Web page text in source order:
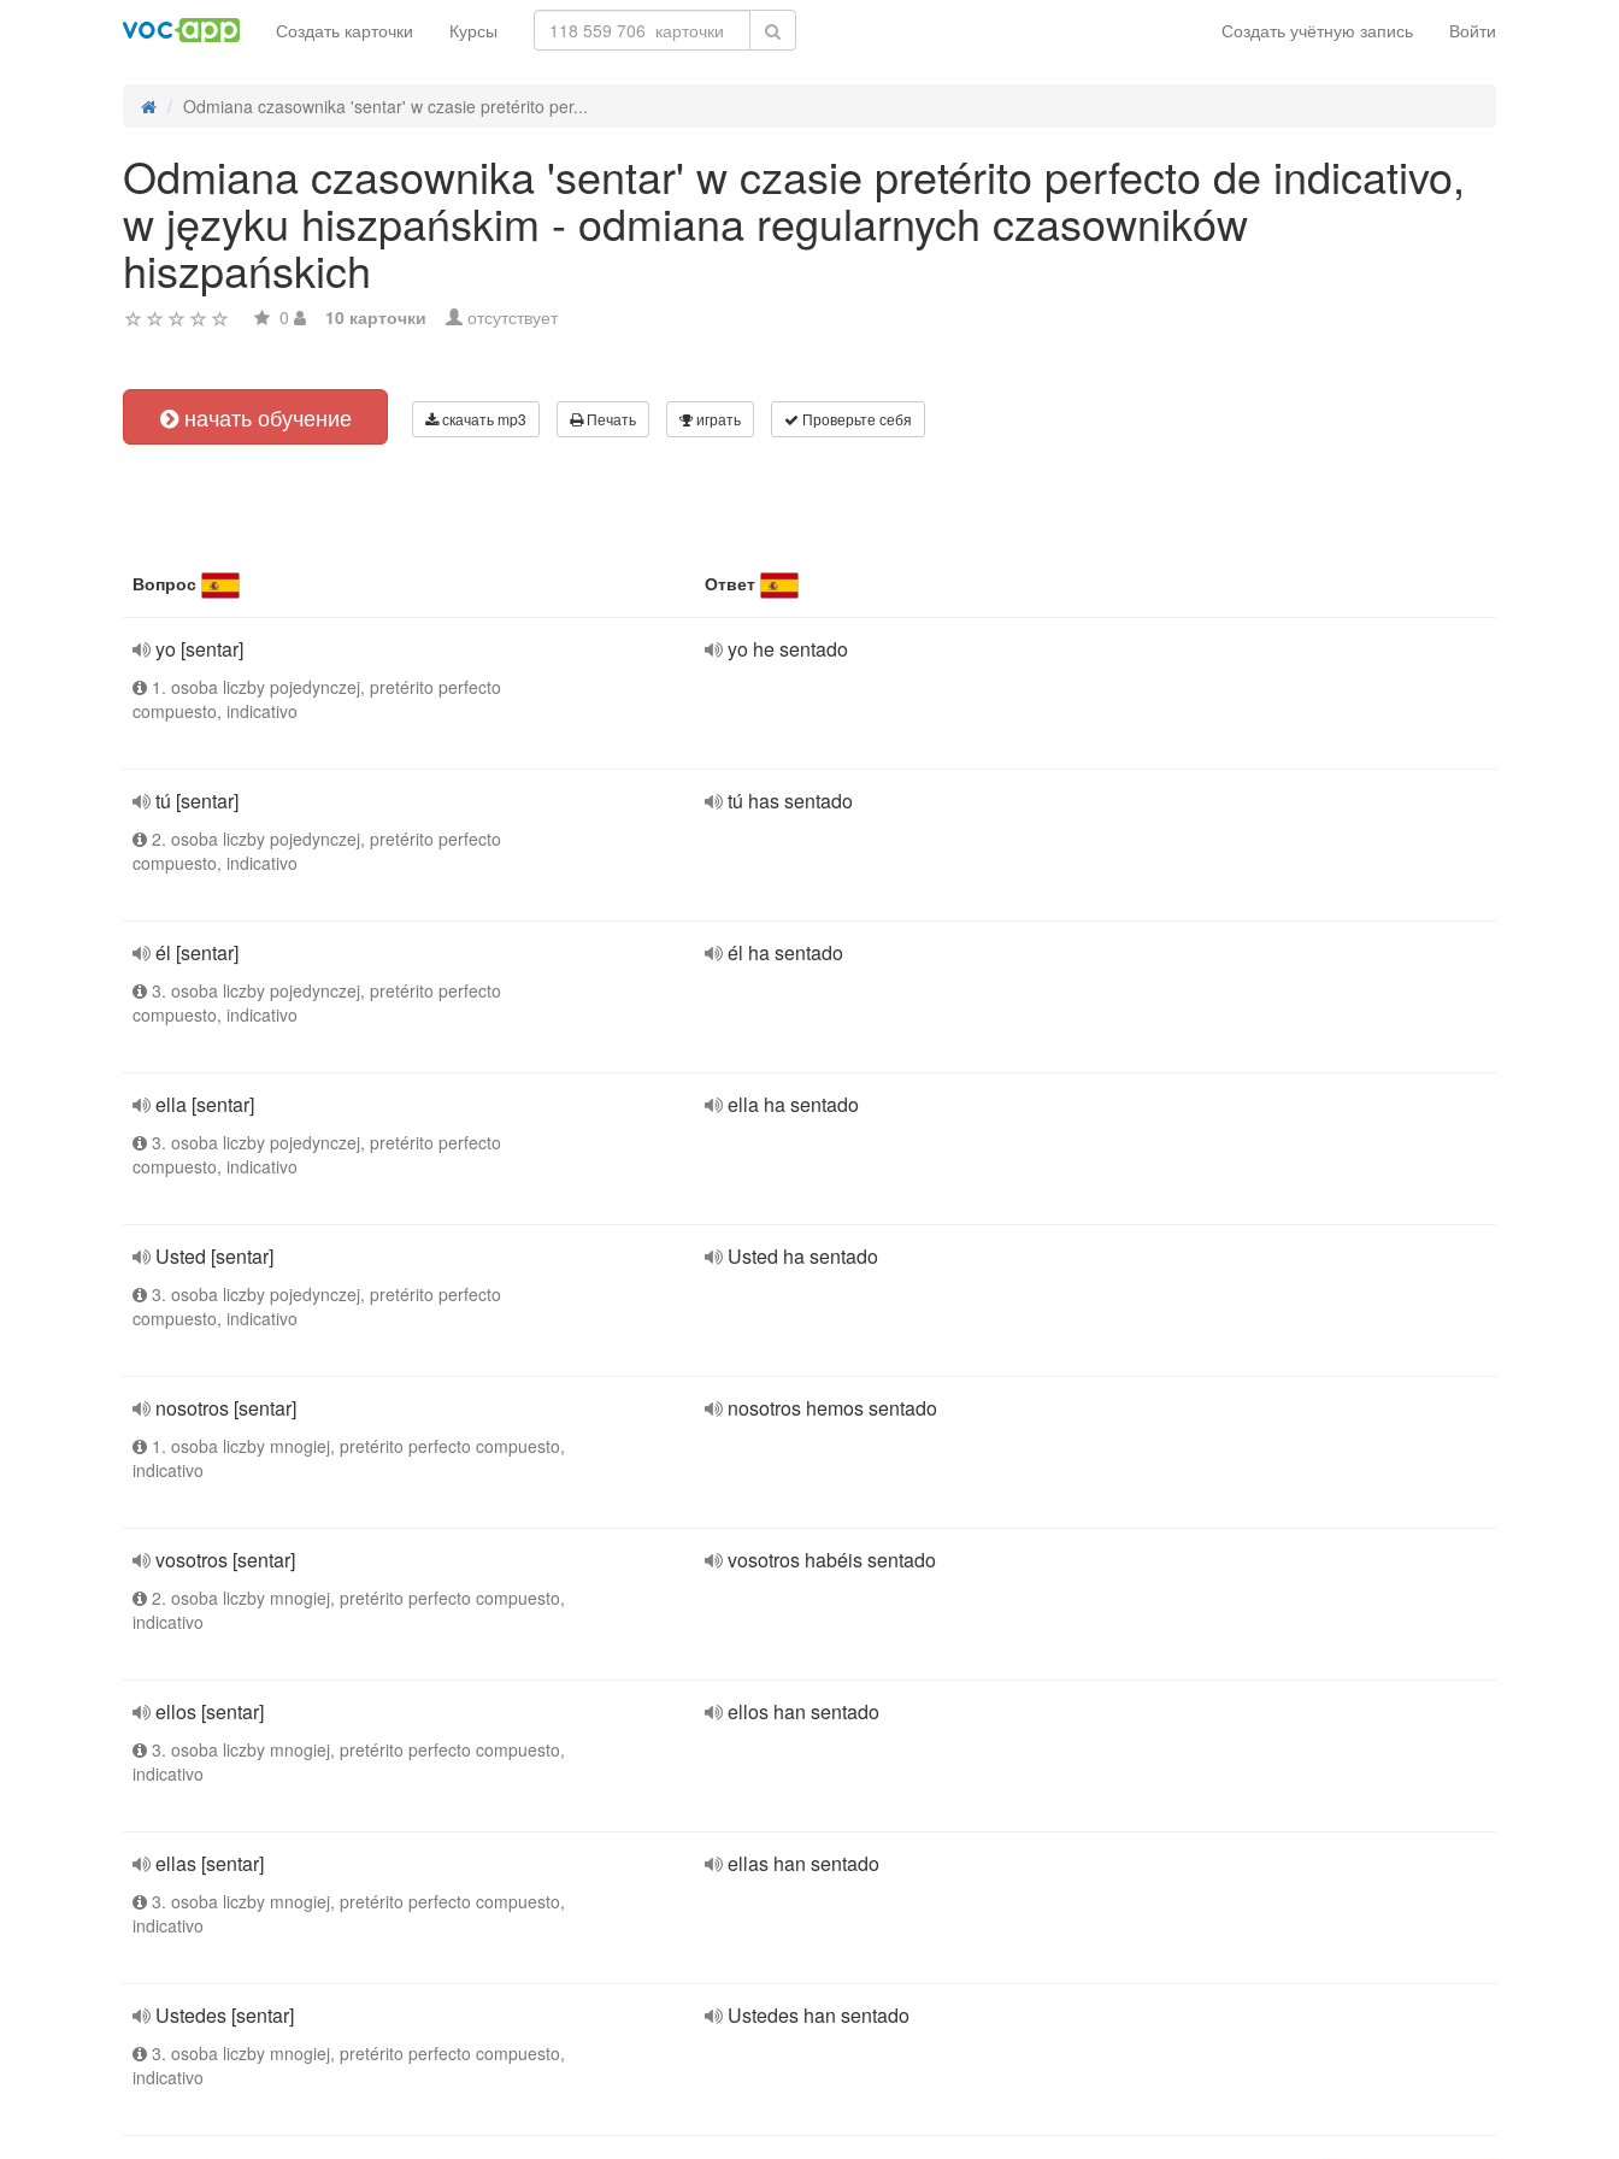
Создать учётную запись Войти
Создать карточки Курсы
Odmiana czasownika 'sentar' w czasie pretérito per...
Odmiana czasownika 'sentar' w czasie pretérito perfecto de indicativo,
w języku hiszpańskim - odmiana regularnych czasowników
hiszpańskich
0 10 карточки отсутствует
начать обучение скачать mp3 Печать играть Проверьте себя
Вопрос Ответ
yo [sentar]
1. osoba liczby pojedynczej, pretérito perfecto
compuesto, indicativo
yo he sentado
tú [sentar]
2. osoba liczby pojedynczej, pretérito perfecto
compuesto, indicativo
tú has sentado
él [sentar]
3. osoba liczby pojedynczej, pretérito perfecto
compuesto, indicativo
él ha sentado
ella [sentar]
3. osoba liczby pojedynczej, pretérito perfecto
compuesto, indicativo
ella ha sentado
Usted [sentar]
3. osoba liczby pojedynczej, pretérito perfecto
compuesto, indicativo
Usted ha sentado
nosotros [sentar]
1. osoba liczby mnogiej, pretérito perfecto compuesto,
indicativo
nosotros hemos sentado
vosotros [sentar]
2. osoba liczby mnogiej, pretérito perfecto compuesto,
indicativo
vosotros habéis sentado
ellos [sentar]
3. osoba liczby mnogiej, pretérito perfecto compuesto,
indicativo
ellos han sentado
ellas [sentar]
3. osoba liczby mnogiej, pretérito perfecto compuesto,
indicativo
ellas han sentado
Ustedes [sentar]
3. osoba liczby mnogiej, pretérito perfecto compuesto,
indicativo
Ustedes han sentado